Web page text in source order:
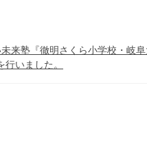
来塾『徹明さくら小学校・岐
いました。